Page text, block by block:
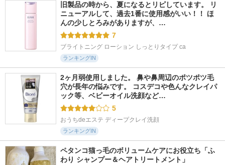
旧製品の時から、夏になるとリピしています。 リ
ニューアルして、過去1番に使用感がいい！！ ほ
んの少しとろみがありますが、…
7
ブライトニング ローション しっとりタイプ ca
ランキングIN
2ヶ月弱使用しました。 鼻や鼻周辺のポツポツ毛
穴が長年の悩みです。 コスデコや色んなクレイパ
ック等、ベビーオイル洗顔など…
5
おうちdeエステ ディープクレイ洗顔
ランキングIN
ペタンコ猫っ毛のボリュームケアにお役立ち「ふ
わり シャンプー＆ヘアトリートメント」